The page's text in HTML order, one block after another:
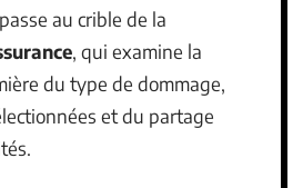
au crible de la
, qui examine la
du type de dommage,
et du partage